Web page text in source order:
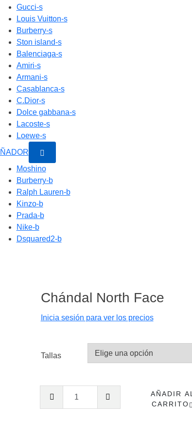
Gucci-s
Louis Vuitton-s
Burberry-s
Ston island-s
Balenciaga-s
Amiri-s
Armani-s
Casablanca-s
C.Dior-s
Dolce gabbana-s
Lacoste-s
Loewe-s
Moshino
Burberry-b
Ralph Lauren-b
Kinzo-b
Prada-b
Nike-b
Dsquared2-b
Chándal North Face
Inicia sesión para ver los precios
Tallas
North
AÑADIR AL
CARRITO